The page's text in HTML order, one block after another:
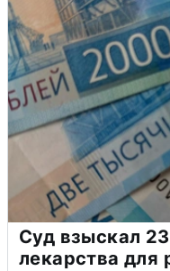
Суд взыскал
лекарства для